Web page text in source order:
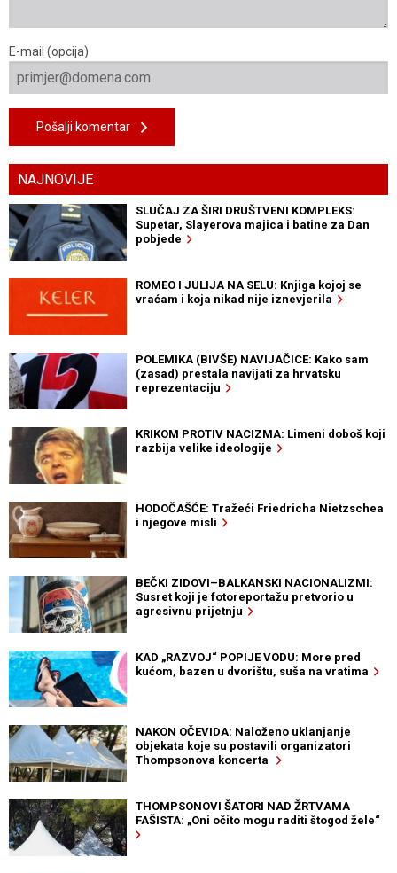
E-mail (opcija)
Pošalji komentar
NAJNOVIJE
SLUČAJ ZA ŠIRI DRUŠTVENI KOMPLEKS:
Supetar, Slayerova majica i batine za Dan
pobjede
ROMEO I JULIJA NA SELU: Knjiga kojoj se
vraćam i koja nikad nije iznevjerila
POLEMIKA (BIVŠE) NAVIJAČICE: Kako sam
(zasad) prestala navijati za hrvatsku
reprezentaciju
KRIKOM PROTIV NACIZMA: Limeni doboš koji
razbija velike ideologije
HODOČAŠĆE: Tražeći Friedricha Nietzschea
i njegove misli
BEČKI ZIDOVI–BALKANSKI NACIONALIZMI:
Susret koji je fotoreportažu pretvorio u
agresivnu prijetnju
KAD „RAZVOJ“ POPIJE VODU: More pred
kućom, bazen u dvorištu, suša na vratima
NAKON OČEVIDA: Naloženo uklanjanje
objekata koje su postavili organizatori
Thompsonova koncerta
THOMPSONOVI ŠATORI NAD ŽRTVAMA
FAŠISTA: „Oni očito mogu raditi štogod žele“